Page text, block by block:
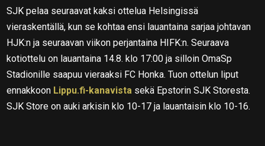
SJK pelaa seuraavat kaksi ottelua Helsingissä
vieraskentällä, kun se kohtaa ensi lauantaina sarjaa johtavan
HJK:n ja seuraavan viikon perjantaina HIFK:n. Seuraava
kotiottelu on lauantaina 14.8. klo 17:00 ja silloin OmaSp
Stadionille saapuu vieraaksi FC Honka. Tuon ottelun liput
ennakkoon Lippu.fi-kanavista sekä Epstorin SJK Storesta.
SJK Store on auki arkisin klo 10-17 ja lauantaisin klo 10-16.